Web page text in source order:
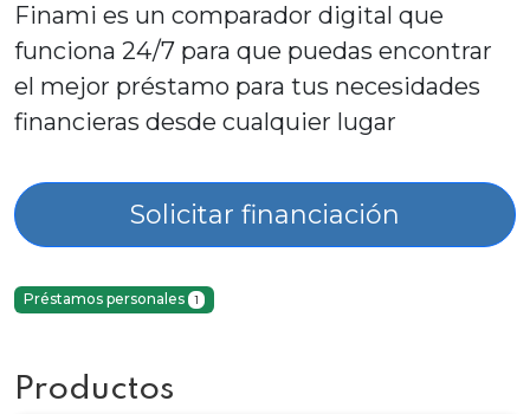
Finami es un comparador digital que
funciona 24/7 para que puedas encontrar
el mejor préstamo para tus necesidades
financieras desde cualquier lugar
Solicitar financiación
Préstamos personales 1
Productos